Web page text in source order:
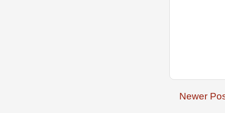
Newer